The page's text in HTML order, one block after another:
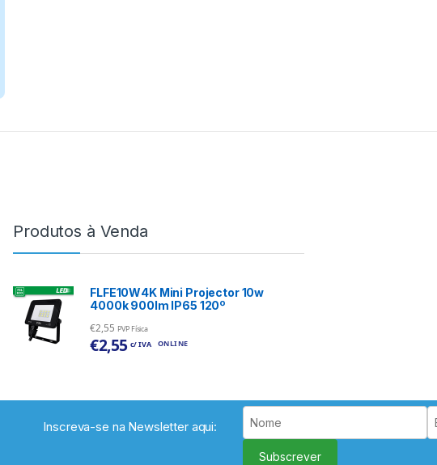
Produtos à Venda
FLFE10W4K Mini Projector 10w
4000k 900lm IP65 120º
€2,55 PVP Física
€2,55 c/ IVA ONLINE
Inscreva-se na Newsletter aqui:
Subscrever